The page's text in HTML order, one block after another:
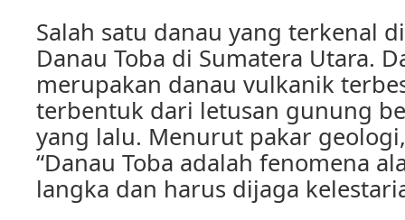
Salah satu danau yang terkenal
Danau Toba di Sumatera Utara.
merupakan danau vulkanik
terbentuk dari letusan gunung
yang lalu. Menurut pakar
“Danau Toba adalah fenomena
langka dan harus dijaga